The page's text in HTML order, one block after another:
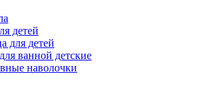
детей
для детей
ванной детские
наволочки